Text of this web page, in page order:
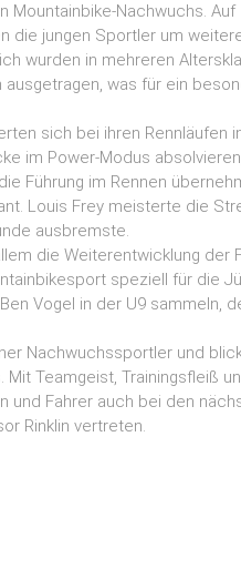
Mountainbike-Nachwuchs. Auf
die jungen Sportler um
wurden in mehreren
was für ein
sich bei ihren Rennläufen
im Power-Modus
Führung im Rennen
Louis Frey meisterte die
ausbremste.
die Weiterentwicklung der
speziell für die
Vogel in der U9 sammeln,
Nachwuchssportler und
Mit Teamgeist, Trainingsfleiß
und Fahrer auch bei den
Rinklin vertreten.